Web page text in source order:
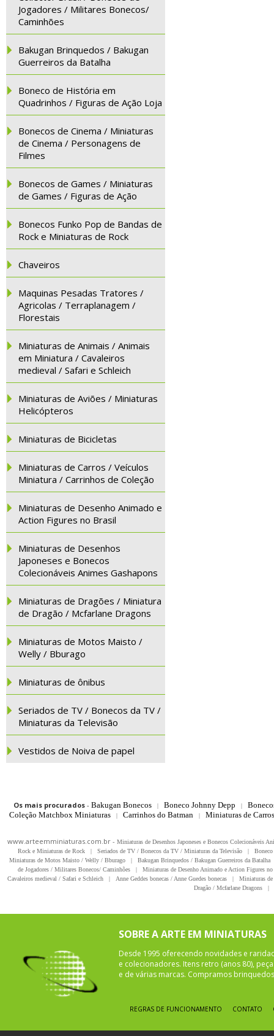
Jogadores / Militares Bonecos/
Caminhões
Bakugan Brinquedos / Bakugan
Guerreiros da Batalha
Boneco de História em
Quadrinhos / Figuras de Ação Loja
Bonecos de Cinema / Miniaturas
de Cinema / Personagens de
Filmes
Bonecos de Games / Miniaturas
de Games / Figuras de Ação
Bonecos Funko Pop de Bandas de
Rock e Miniaturas de Rock
Chaveiros
Maquinas Pesadas Tratores /
Agricolas / Terraplanagem /
Florestais
Miniaturas de Animais / Animais
em Miniatura / Cavaleiros
medieval / Safari e Schleich
Miniaturas de Aviões / Miniaturas
Helicópteros
Miniaturas de Bicicletas
Miniaturas de Carros / Veículos
Miniatura / Carrinhos de Coleção
Miniaturas de Desenho Animado e
Action Figures no Brasil
Miniaturas de Desenhos
Japoneses e Bonecos
Colecionáveis Animes Gashapons
Miniaturas de Dragões / Miniatura
de Dragão / Mcfarlane Dragons
Miniaturas de Motos Maisto /
Welly / Bburago
Miniaturas de ônibus
Seriados de TV / Bonecos da TV /
Miniaturas da Televisão
Vestidos de Noiva de papel
Os mais procurados- Bakugan Bonecos | Boneco Johnny Depp |
Coleção Matchbox Miniaturas
| Carrinhos do Batman | Miniaturas de
www.arteemminiaturas.com.br - Miniaturas de Desenhos Japoneses e Bonecos Colecionáveis
Rock e Miniaturas de Rock
| Seriados de TV / Bonecos da TV / Miniaturas da Televisão |
Miniaturas de Motos Maisto / Welly / Bburago
| Bakugan Brinquedos / Bakugan Guerreiros da Batalha
de Jogadores / Militares Bonecos/ Caminhões
|
Miniaturas de Desenho Animado e Action Figures
Cavaleiros medieval / Safari e Schleich
| Anne Geddes bonecas / Anne Guedes bonecas |
Miniaturas
Dragão / Mcfarlane Dragons
|
SOBRE A ARTE EM MINIATURAS
Desde 1995 oferecendo novidades e
e colecionadores. Itens retro (anos 80),
e de várias marcas. Compramos
REGRAS DE FUNCIONAMENTO CONTATO